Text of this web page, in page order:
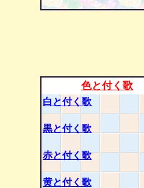
色と付く歌
白と付く歌
黒と付く歌
赤と付く歌
黄と付く歌